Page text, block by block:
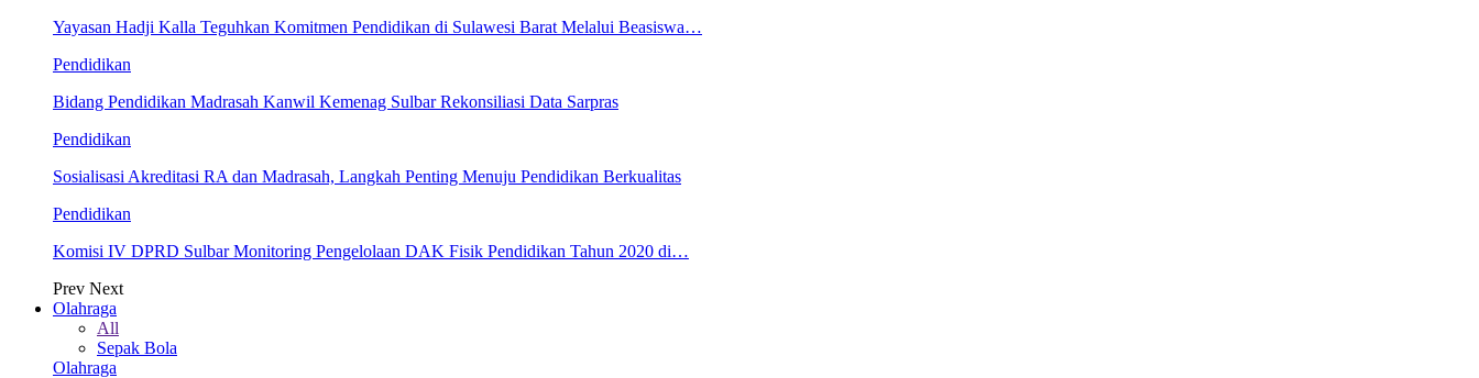
Yayasan Hadji Kalla Teguhkan Komitmen Pendidikan di Sulawesi Barat Melalui Beasiswa…
Pendidikan
Bidang Pendidikan Madrasah Kanwil Kemenag Sulbar Rekonsiliasi Data Sarpras
Pendidikan
Sosialisasi Akreditasi RA dan Madrasah, Langkah Penting Menuju Pendidikan Berkualitas
Pendidikan
Komisi IV DPRD Sulbar Monitoring Pengelolaan DAK Fisik Pendidikan Tahun 2020 di…
Prev Next
Olahraga
All
Sepak Bola
Olahraga